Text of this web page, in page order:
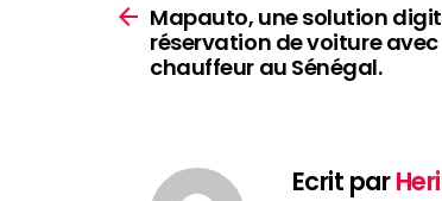
plus Mapauto, une solution
réservation de voiture avec
chauffeur au Sénégal.
Ecrit par